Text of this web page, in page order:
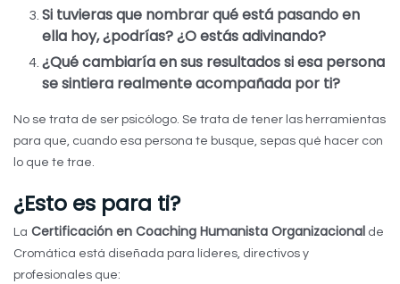
Si tuvieras que nombrar qué está pasando en
ella hoy, ¿podrías? ¿O estás adivinando?
¿Qué cambiaría en sus resultados si esa persona
se sintiera realmente acompañada por ti?
No se trata de ser psicólogo. Se trata de tener las herramientas
para que, cuando esa persona te busque, sepas qué hacer con
lo que te trae.
¿Esto es para ti?
La Certificación en Coaching Humanista Organizacional de
Cromática está diseñada para líderes, directivos y
profesionales que: